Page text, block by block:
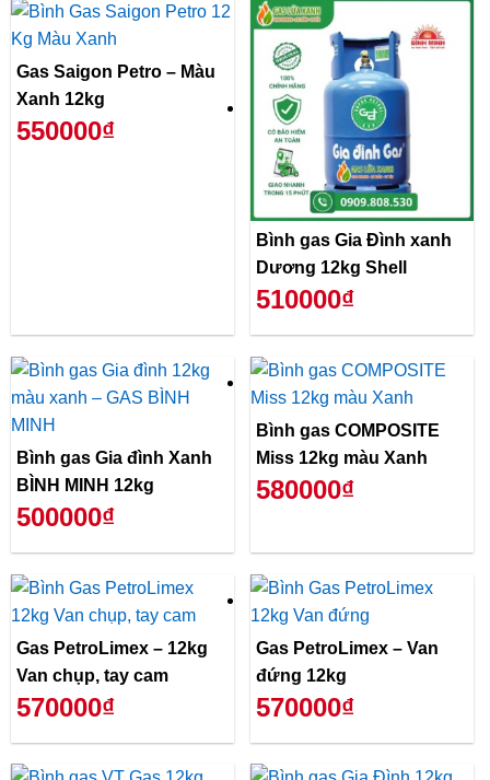
Gas Saigon Petro – Màu
Xanh 12kg
550000₫
Bình gas Gia Đình xanh
Dương 12kg Shell
510000₫
Bình gas Gia đình Xanh
BÌNH MINH 12kg
500000₫
Bình gas COMPOSITE
Miss 12kg màu Xanh
580000₫
Gas PetroLimex – 12kg
Van chụp, tay cam
570000₫
Gas PetroLimex – Van
đứng 12kg
570000₫